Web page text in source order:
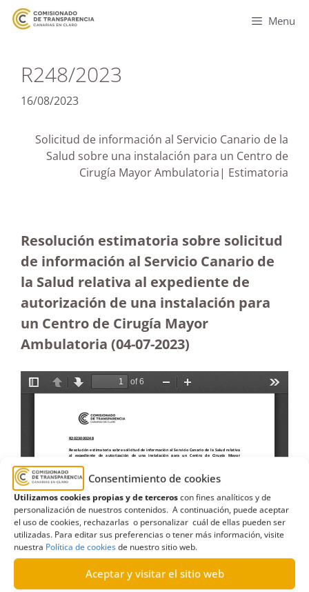
Consentimiento de cookies
Utilizamos cookies propias y de terceroscon fines analíticos y de
personalización de nuestros contenidos. A continuación, puede aceptar
el uso de cookies, rechazarlas o personalizar cuál de ellas pueden ser
utilizadas. Para editar sus preferencias o tener más información, visite
nuestra Política de cookiesde nuestro sitio web.
Aceptar y visitar el sitio web
Menu
R248/2023
16/08/2023
Solicitud de información al Servicio Canario de la
Salud sobre una instalación para un Centro de
Cirugía Mayor Ambulatoria| Estimatoria
Resolución estimatoria sobre solicitud
de información al Servicio Canario de
la Salud relativa al expediente de
autorización de una instalación para
un Centro de Cirugía Mayor
Ambulatoria (04-07-2023)